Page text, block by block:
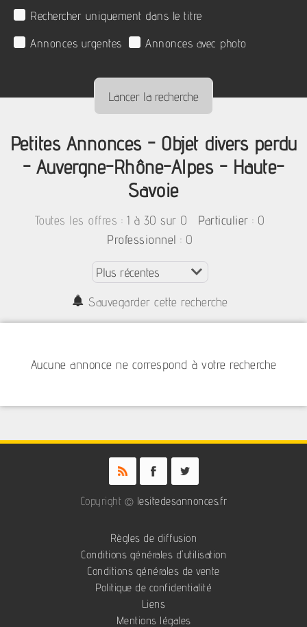
Rechercher uniquement dans le titre
Annonces urgentes
Annonces avec photo
Petites Annonces - Objet divers perdu
- Auvergne-Rhône-Alpes - Haute-
Savoie
Toutes les offres : 1 à 30 sur 0 Particulier : 0
Professionnel : 0
Sauvegarder cette recherche
Aucune annonce ne correspond à votre recherche
Copyright © lesitedesannonces.fr
Règles de diffusion
Conditions générales d'utilisation
Conditions générales de vente
Politique de confidentialité
Liens
Mentions légales